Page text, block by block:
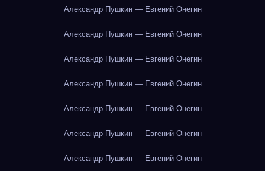
Александр Пушкин — Евгений Онегин
Александр Пушкин — Евгений Онегин
Александр Пушкин — Евгений Онегин
Александр Пушкин — Евгений Онегин
Александр Пушкин — Евгений Онегин
Александр Пушкин — Евгений Онегин
Александр Пушкин — Евгений Онегин